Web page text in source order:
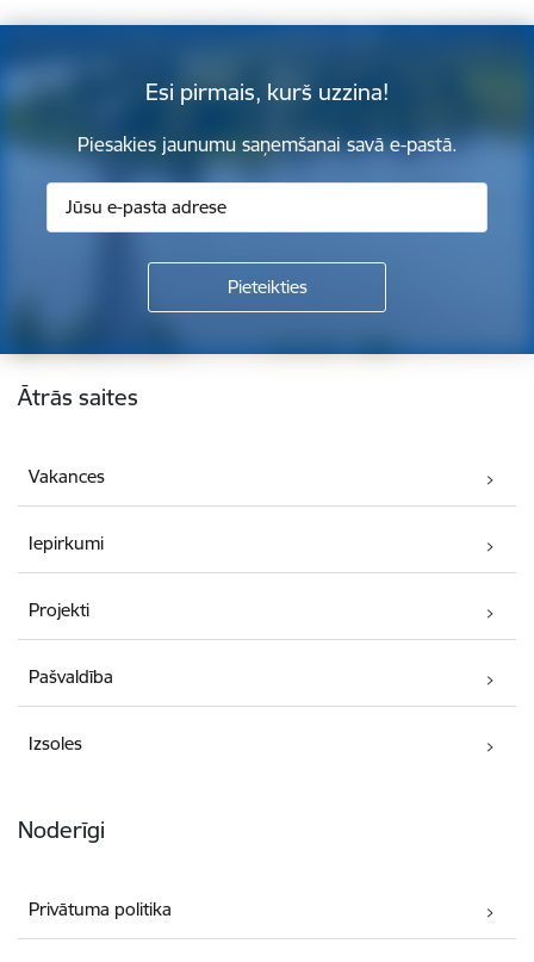
Esi pirmais, kurš uzzina!
Piesakies jaunumu saņemšanai savā e-pastā.
Kājene
Ātrās saites
Vakances
Iepirkumi
Projekti
Pašvaldība
Izsoles
Noderīgi
Privātuma politika